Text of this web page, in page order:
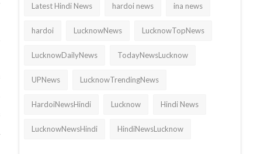
Latest Hindi News hardoi news ina news
hardoi LucknowNews LucknowTopNews
LucknowDailyNews TodayNewsLucknow
UPNews LucknowTrendingNews
HardoiNewsHindi Lucknow Hindi News
LucknowNewsHindi HindiNewsLucknow